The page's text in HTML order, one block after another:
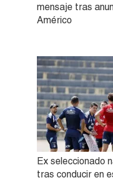
mensaje tras
Américo
Ex seleccionado
tras conducir en